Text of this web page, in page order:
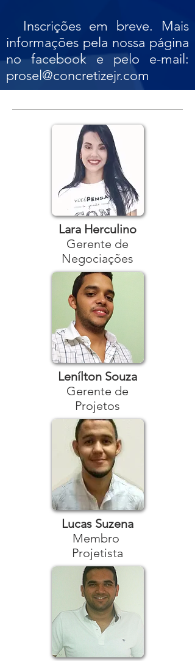
​ Inscrições em breve. Mais
informações pela nossa página
no facebook e pelo e-mail:
prosel@concretizejr.com
Lara Herculino
Gerente de
Negociações
Lenílton Souza
Gerente de
Projetos
Lucas Suzena
Membro
Projetista